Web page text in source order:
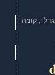
דרך יצחק רבין 1 צומת ז'בוטינסקי, בסר סיטי מגדל i, קומה